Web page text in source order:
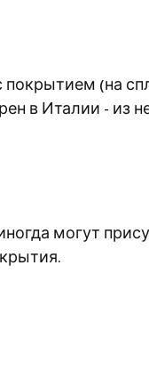
покрытием (на
в Италии - из
могут